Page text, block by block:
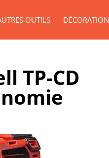
OUTILS DÉCORATION
TP-CD